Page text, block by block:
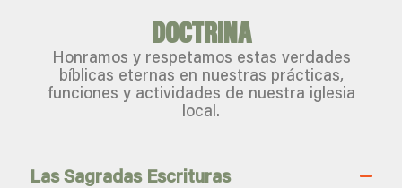
DOCTRINA
Honramos y respetamos estas verdades
bíblicas eternas en nuestras prácticas,
funciones y actividades de nuestra iglesia
local.
Las Sagradas Escrituras